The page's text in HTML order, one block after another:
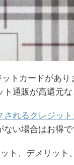
ットカードがあ
通販が高還元な
されるクレジット
ない場合はお得で
ト、デメリット